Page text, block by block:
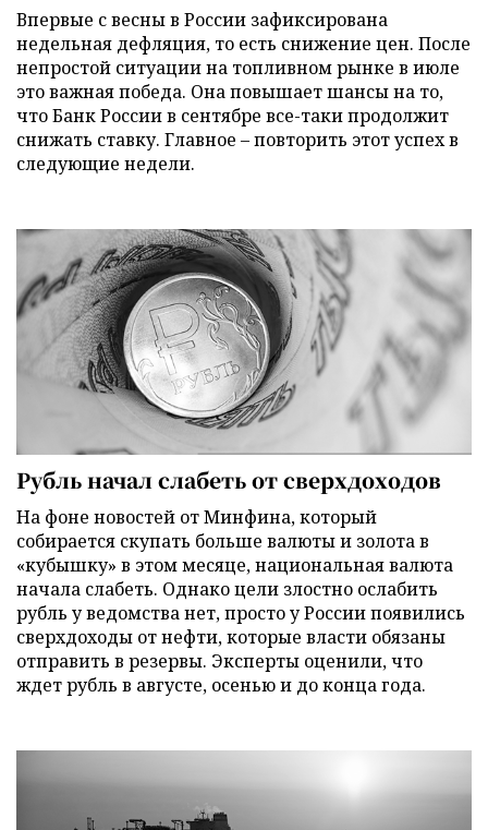
Впервые с весны в России зафиксирована
недельная дефляция, то есть снижение цен. После
непростой ситуации на топливном рынке в июле
это важная победа. Она повышает шансы на то,
что Банк России в сентябре все-таки продолжит
снижать ставку. Главное – повторить этот успех в
следующие недели.
Рубль начал слабеть от сверхдоходов
На фоне новостей от Минфина, который
собирается скупать больше валюты и золота в
«кубышку» в этом месяце, национальная валюта
начала слабеть. Однако цели злостно ослабить
рубль у ведомства нет, просто у России появились
сверхдоходы от нефти, которые власти обязаны
отправить в резервы. Эксперты оценили, что
ждет рубль в августе, осенью и до конца года.